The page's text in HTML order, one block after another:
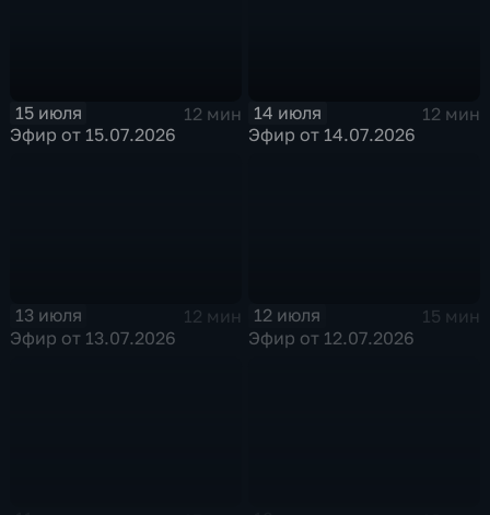
15 июля
12 мин
Эфир от 15.07.2026
14 июля
12 мин
Эфир от 14.07.2026
13 июля
12 мин
Эфир от 13.07.2026
12 июля
15 мин
Эфир от 12.07.2026